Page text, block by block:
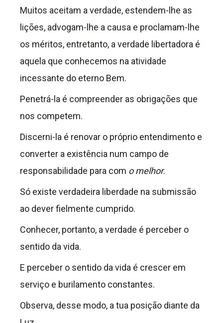
Muitos aceitam a verdade, estendem-lhe as
lições, advogam-lhe a causa e proclamam-lhe
os méritos, entretanto, a verdade libertadora é
aquela que conhecemos na atividade
incessante do eterno Bem.
Penetrá-la é compreender as obrigações que
nos competem.
Discerni-la é renovar o próprio entendimento e
converter a existência num campo de
responsabilidade para com o melhor.
Só existe verdadeira liberdade na submissão
ao dever fielmente cumprido.
Conhecer, portanto, a verdade é perceber o
sentido da vida.
E perceber o sentido da vida é crescer em
serviço e burilamento constantes.
Observa, desse modo, a tua posição diante da